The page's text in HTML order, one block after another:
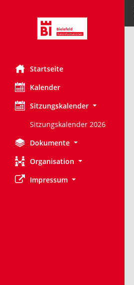
Startseite
Kalender
Sitzungskalender
Sitzungskalender 2026
Dokumente
Organisation
Impressum